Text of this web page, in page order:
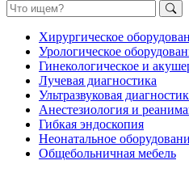
Хирургическое
Урологическое
Гинекологическое и
Лучевая диагностика
Ультразвуковая
Анестезиология и
Гибкая эндоскопия
Неонатальное
Общебольничная мебель